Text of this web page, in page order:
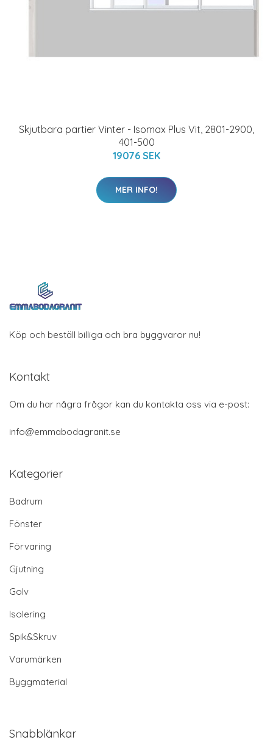
Skjutbara partier Vinter - Isomax Plus Vit, 2801-2900,
401-500
19076 SEK
MER INFO!
Köp och beställ billiga och bra byggvaror nu!
Kontakt
Om du har några frågor kan du kontakta oss via e-post:
info@emmabodagranit.se
Kategorier
Badrum
Fönster
Förvaring
Gjutning
Golv
Isolering
Spik&Skruv
Varumärken
Byggmaterial
Snabblänkar